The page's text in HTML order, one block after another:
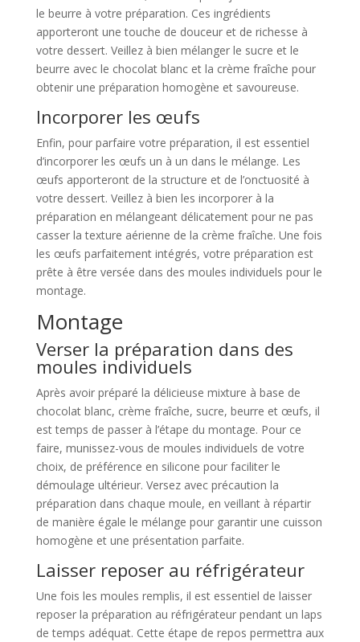
le beurre à votre préparation. Ces ingrédients
apporteront une touche de douceur et de richesse à
votre dessert. Veillez à bien mélanger le sucre et le
beurre avec le chocolat blanc et la crème fraîche pour
obtenir une préparation homogène et savoureuse.
Incorporer les œufs
Enfin, pour parfaire votre préparation, il est essentiel
d’incorporer les œufs un à un dans le mélange. Les
œufs apporteront de la structure et de l’onctuosité à
votre dessert. Veillez à bien les incorporer à la
préparation en mélangeant délicatement pour ne pas
casser la texture aérienne de la crème fraîche. Une fois
les œufs parfaitement intégrés, votre préparation est
prête à être versée dans des moules individuels pour le
montage.
Montage
Verser la préparation dans des
moules individuels
Après avoir préparé la délicieuse mixture à base de
chocolat blanc, crème fraîche, sucre, beurre et œufs, il
est temps de passer à l’étape du montage. Pour ce
faire, munissez-vous de moules individuels de votre
choix, de préférence en silicone pour faciliter le
démoulage ultérieur. Versez avec précaution la
préparation dans chaque moule, en veillant à répartir
de manière égale le mélange pour garantir une cuisson
homogène et une présentation parfaite.
Laisser reposer au réfrigérateur
Une fois les moules remplis, il est essentiel de laisser
reposer la préparation au réfrigérateur pendant un laps
de temps adéquat. Cette étape de repos permettra aux